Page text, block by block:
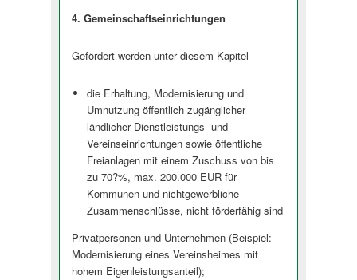
4. Gemeinschaf­tseinrichtungen
Gefördert werden unter diesem Kapitel
die Erhaltung, Modernisierung und
Umnutzung öffentlich zugänglicher
ländlicher Dienstleistungs- und
Vereinseinrichtun­gen sowie öffentliche
Freianlagen mit einem Zuschuss von bis
zu 70?%, max. 200.000 EUR für
Kommunen und nichtgewerbliche
Zusammenschlüsse, nicht förderfähig sind
Privatpersonen und Unternehmen (Beispiel:
Modernisierung eines Vereinsheimes mit
hohem Eigenleistungsan­teil);